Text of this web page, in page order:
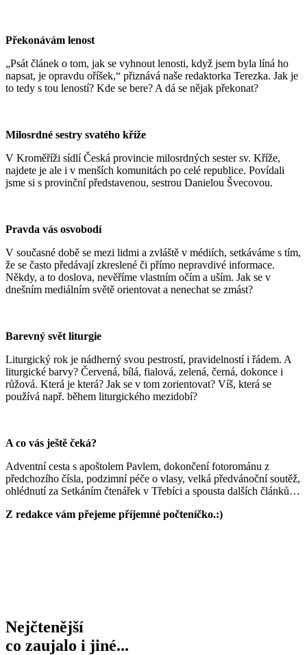
Překonávám lenost
„Psát článek o tom, jak se vyhnout lenosti, když jsem byla líná ho
napsat, je opravdu oříšek,“ přiznává naše redaktorka Terezka. Jak je
to tedy s tou leností? Kde se bere? A dá se nějak překonat?
Milosrdné sestry svatého kříže
V Kroměříži sídlí Česká provincie milosrdných sester sv. Kříže,
najdete je ale i v menších komunitách po celé republice. Povídali
jsme si s provinční představenou, sestrou Danielou Švecovou.
Pravda vás osvobodí
V současné době se mezi lidmi a zvláště v médiích, setkáváme s tím,
že se často předávají zkreslené či přímo nepravdivé informace.
Někdy, a to doslova, nevěříme vlastním očím a uším. Jak se v
dnešním mediálním světě orientovat a nenechat se zmást?
Barevný svět liturgie
Liturgický rok je nádherný svou pestrostí, pravidelností i řádem. A
liturgické barvy? Červená, bílá, fialová, zelená, černá, dokonce i
růžová. Která je která? Jak se v tom zorientovat? Víš, která se
používá např. během liturgického mezidobí?
A co vás ještě čeká?
Adventní cesta s apoštolem Pavlem, dokončení fotorománu z
předchozího čísla, podzimní péče o vlasy, velká předvánoční soutěž,
ohlédnutí za Setkáním čtenářek v Třebíci a spousta dalších článků…
Z redakce vám přejeme příjemné počteníčko.:)
Nejčtenější
co zaujalo i jiné...